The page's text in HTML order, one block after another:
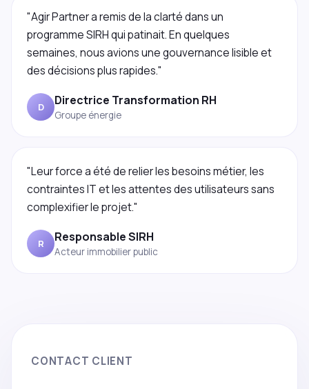
"Agir Partner a remis de la clarté dans un
programme SIRH qui patinait. En quelques
semaines, nous avions une gouvernance lisible et
des décisions plus rapides."
D Directrice Transformation RH
Groupe énergie
"Leur force a été de relier les besoins métier, les
contraintes IT et les attentes des utilisateurs sans
complexifier le projet."
R Responsable SIRH
Acteur immobilier public
CONTACT CLIENT